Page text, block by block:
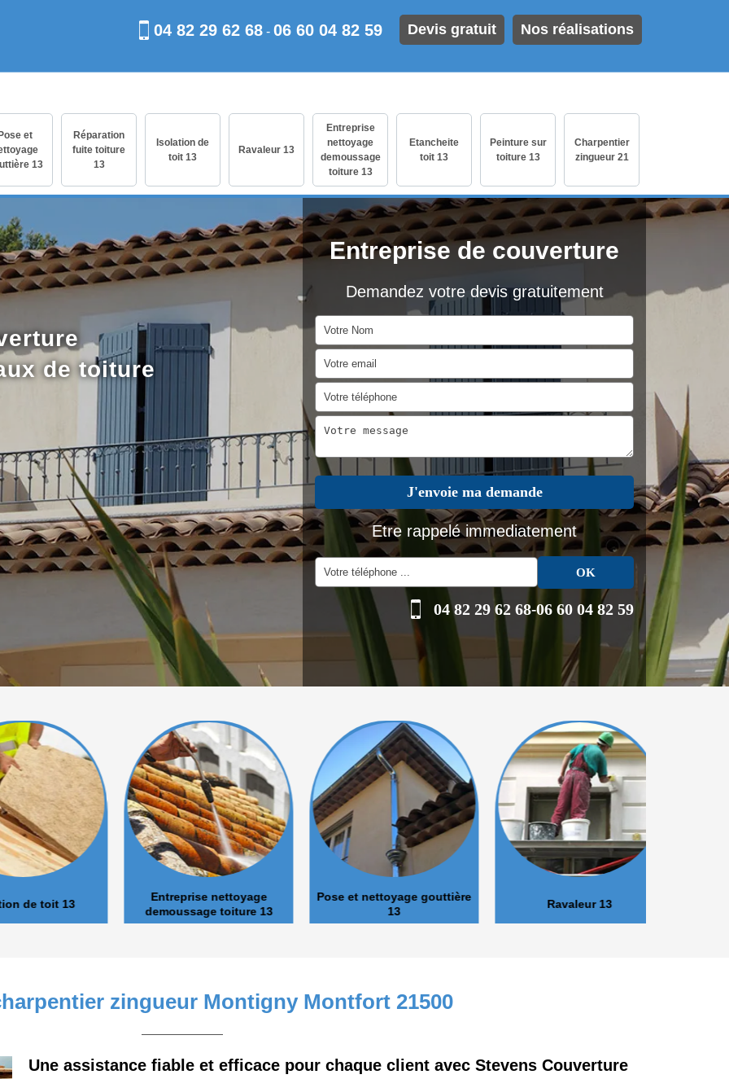
Devis gratuit Nos réalisations
04 82 29 62 68 - 06 60 04 82 59
Pose et
13
Réparation
fuite toiture
13
Isolation de
toit 13
Ravaleur 13
Entreprise
nettoyage
demoussage
toiture 13
Etancheite
toit 13
Peinture sur
toiture 13
Charpentier
zingueur 21
Entreprise de couverture
Demandez votre devis gratuitement
Etre rappelé immediatement
04 82 29 62 68-06 60 04 82 59
de toiture
toit 13
Entreprise nettoyage
demoussage toiture 13
Pose et nettoyage gouttière
Ravaleur 13
zingueur Montigny Montfort 21500
Une assistance fiable et efficace pour chaque client avec Stevens Couverture